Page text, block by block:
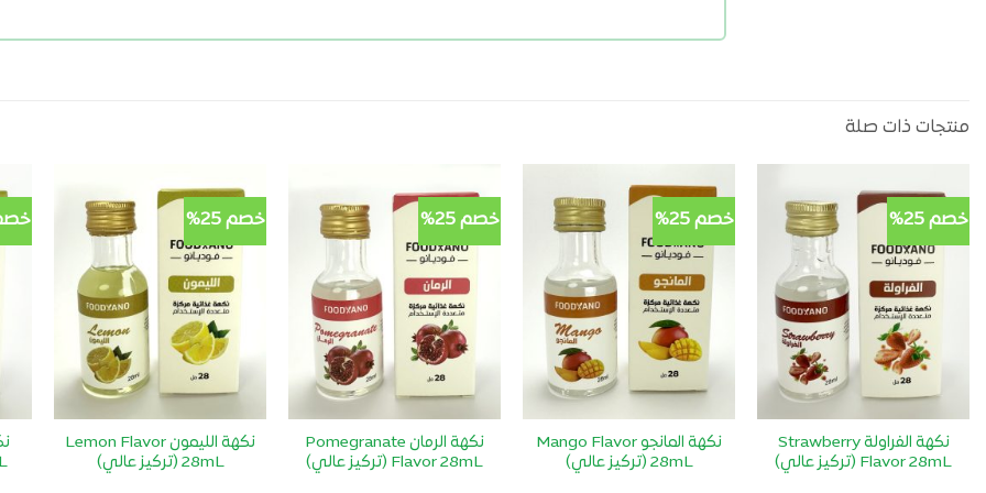
منتجات ذات صلة
خصم 25%
أضف
لمفضلتي
نكهة الفراولة Strawberry
Flavor 28mL (تركيز عالي)
خصم 25%
نكهة المانجو Mango Flavor
28mL (تركيز عالي)
خصم 25%
لمفضلتي
نكهة الرمان Pomegranate
Flavor 28mL (تركيز عالي)
خصم 25%
لمفضلتي
نكهة الليمون Lemon Flavor
28mL (تركيز عالي)
خصم